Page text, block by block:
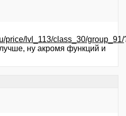
price/lvl_113/class_30/group_91/
ну акромя функций и